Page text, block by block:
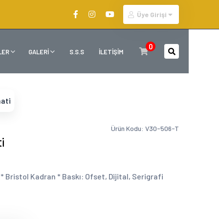
Üye Girişi
GALERİ S.S.S İLETİŞİM
0
Ürün Kodu: V30-506-T
Bristol Kadran * Baskı: Ofset, Dijital, Serigrafi